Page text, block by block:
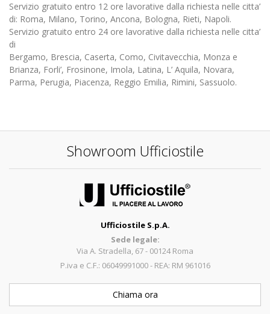
Servizio gratuito entro 12 ore lavorative dalla richiesta nelle citta’
di: Roma, Milano, Torino, Ancona, Bologna, Rieti, Napoli.
Servizio gratuito entro 24 ore lavorative dalla richiesta nelle citta’
di
Bergamo, Brescia, Caserta, Como, Civitavecchia, Monza e
Brianza, Forli’, Frosinone, Imola, Latina, L’ Aquila, Novara,
Parma, Perugia, Piacenza, Reggio Emilia, Rimini, Sassuolo.
Showroom Ufficiostile
Ufficiostile S.p.A.
Sede legale:
Via A. Stradella, 67 - 00124 Roma
P.iva e C.F.: 06049991000 - REA: RM 961016
Chiama ora